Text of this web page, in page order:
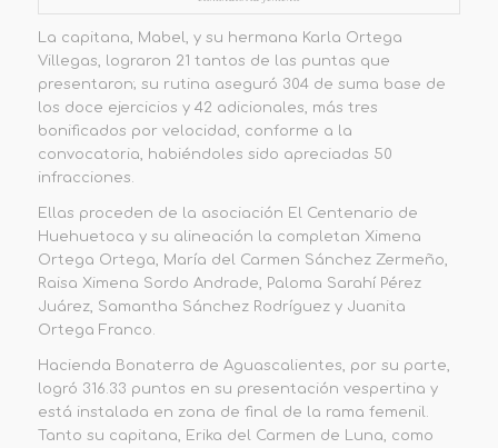
La capitana, Mabel, y su hermana Karla Ortega
Villegas, lograron 21 tantos de las puntas que
presentaron; su rutina aseguró 304 de suma base de
los doce ejercicios y 42 adicionales, más tres
bonificados por velocidad, conforme a la
convocatoria, habiéndoles sido apreciadas 50
infracciones.
Ellas proceden de la asociación El Centenario de
Huehuetoca y su alineación la completan Ximena
Ortega Ortega, María del Carmen Sánchez Zermeño,
Raisa Ximena Sordo Andrade, Paloma Sarahí Pérez
Juárez, Samantha Sánchez Rodríguez y Juanita
Ortega Franco.
Hacienda Bonaterra de Aguascalientes, por su parte,
logró 316.33 puntos en su presentación vespertina y
está instalada en zona de final de la rama femenil.
Tanto su capitana, Erika del Carmen de Luna, como